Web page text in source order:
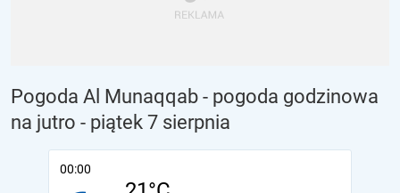
Pogoda Al Munaqqab - pogoda godzinowa
na jutro - piątek 7 sierpnia
00:00